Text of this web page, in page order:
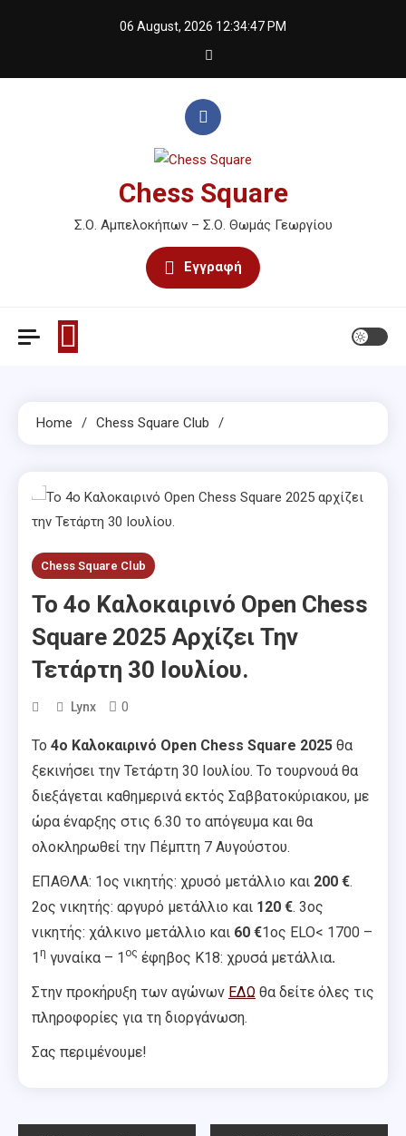
06 August, 2026 12:34:47 PM
Chess Square
Σ.Ο. Αμπελοκήπων – Σ.Ο. Θωμάς Γεωργίου
Εγγραφή
Home Chess Square Club
Chess Square Club
To 4o Καλοκαιρινό Open Chess
Square 2025 Αρχίζει Την
Τετάρτη 30 Ιουλίου.
Lynx 0
To 4o Καλοκαιρινό Open Chess Square 2025 θα
ξεκινήσει την Τετάρτη 30 Ιουλίου. Το τουρνουά θα
διεξάγεται καθημερινά εκτός Σαββατοκύριακου, με
ώρα έναρξης στις 6.30 το απόγευμα και θα
ολοκληρωθεί την Πέμπτη 7 Αυγούστου.
ΕΠΑΘΛΑ: 1ος νικητής: χρυσό μετάλλιο και 200 €.
2ος νικητής: αργυρό μετάλλιο και 120 €. 3ος
νικητής: χάλκινο μετάλλιο και 60 €1ος ΕLO< 1700 –
1η γυναίκα – 1 ος έφηβος Κ18: χρυσά μετάλλια.
Στην προκήρυξη των αγώνων ΕΔΩ θα δείτε όλες τις
πληροφορίες για τη διοργάνωση.
Σας περιμένουμε!